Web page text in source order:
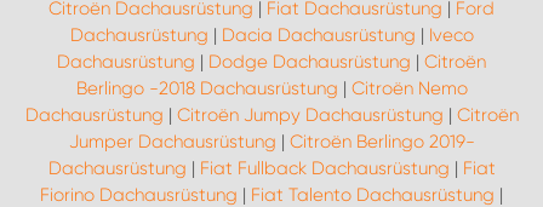
Citroën Dachausrüstung | Fiat Dachausrüstung | Ford
Dachausrüstung | Dacia Dachausrüstung | Iveco
Dachausrüstung | Dodge Dachausrüstung | Citroën
Berlingo -2018 Dachausrüstung | Citroën Nemo
Dachausrüstung | Citroën Jumpy Dachausrüstung | Citroën
Jumper Dachausrüstung | Citroën Berlingo 2019-
Dachausrüstung | Fiat Fullback Dachausrüstung | Fiat
Fiorino Dachausrüstung | Fiat Talento Dachausrüstung |